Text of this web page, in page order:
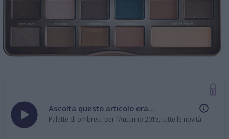
Ascolta questo articolo ora...
Palette di ombretti per l'Autunno 2015, tutte le novità